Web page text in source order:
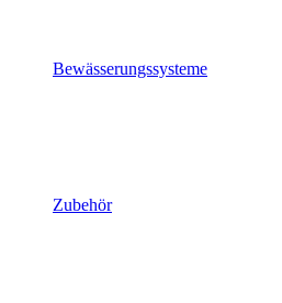
Bewässerungssysteme
Zubehör